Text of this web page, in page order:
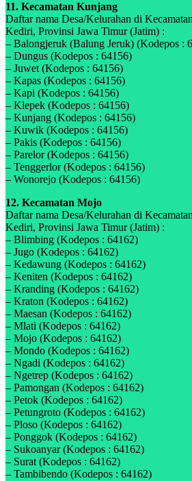
11. Kecamatan Kunjang
Daftar nama Desa/Kelurahan di
Kediri, Provinsi Jawa Timur (Jatim) :
– Balongjeruk (Balung Jeruk) (Kodepos :
– Dungus (Kodepos : 64156)
– Juwet (Kodepos : 64156)
– Kapas (Kodepos : 64156)
– Kapi (Kodepos : 64156)
– Klepek (Kodepos : 64156)
– Kunjang (Kodepos : 64156)
– Kuwik (Kodepos : 64156)
– Pakis (Kodepos : 64156)
– Parelor (Kodepos : 64156)
– Tenggerlor (Kodepos : 64156)
– Wonorejo (Kodepos : 64156)
12. Kecamatan Mojo
Daftar nama Desa/Kelurahan di
Kediri, Provinsi Jawa Timur (Jatim) :
– Blimbing (Kodepos : 64162)
– Jugo (Kodepos : 64162)
– Kedawung (Kodepos : 64162)
– Keniten (Kodepos : 64162)
– Kranding (Kodepos : 64162)
– Kraton (Kodepos : 64162)
– Maesan (Kodepos : 64162)
– Mlati (Kodepos : 64162)
– Mojo (Kodepos : 64162)
– Mondo (Kodepos : 64162)
– Ngadi (Kodepos : 64162)
– Ngetrep (Kodepos : 64162)
– Pamongan (Kodepos : 64162)
– Petok (Kodepos : 64162)
– Petungroto (Kodepos : 64162)
– Ploso (Kodepos : 64162)
– Ponggok (Kodepos : 64162)
– Sukoanyar (Kodepos : 64162)
– Surat (Kodepos : 64162)
– Tambibendo (Kodepos : 64162)